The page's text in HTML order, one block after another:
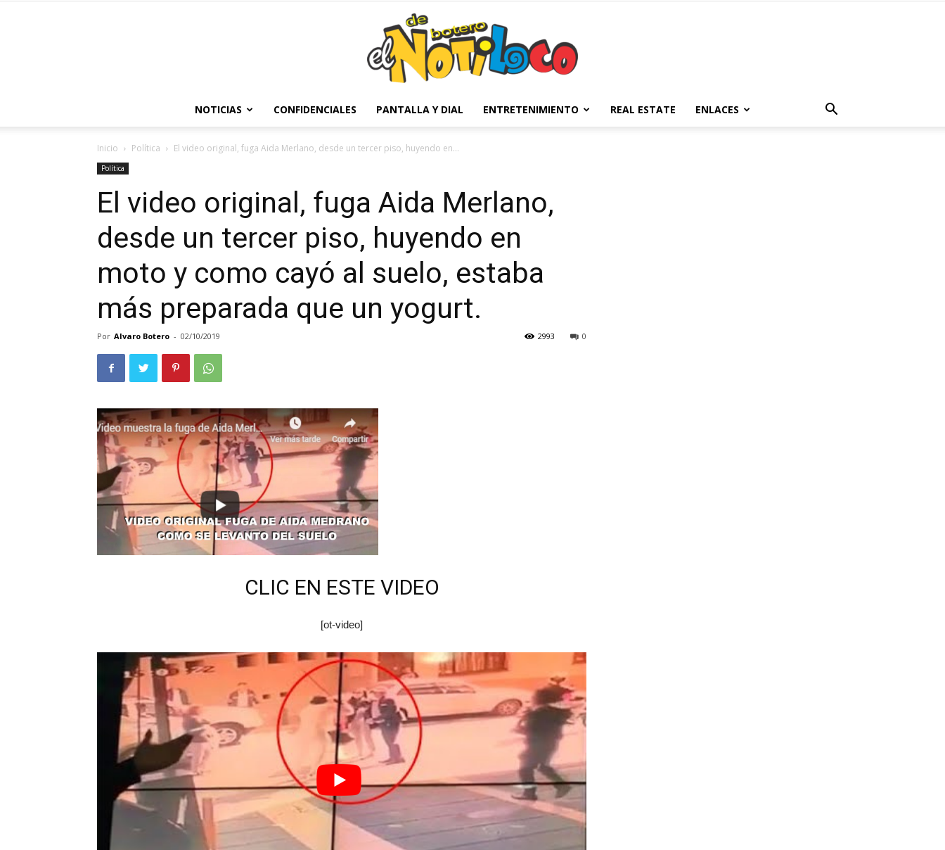
NOTICIAS CONFIDENCIALES PANTALLA Y DIAL ENTRETENIMIENTO REAL ESTATE ENLACES
Inicio Política El video original, fuga Aida Merlano, desde un tercer piso, huyendo en...
Política
El video original, fuga Aida Merlano,
desde un tercer piso, huyendo en
moto y como cayó al suelo, estaba
más preparada que un yogurt.
Por Alvaro Botero - 02/10/2019 0
2993
CLIC EN ESTE VIDEO
[ot-video]